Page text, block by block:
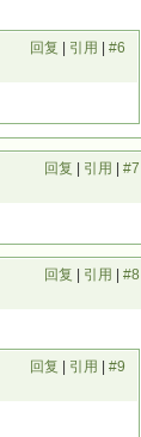
回复 引用 #6
回复 引用 #7
回复 引用 #8
回复 引用 #9